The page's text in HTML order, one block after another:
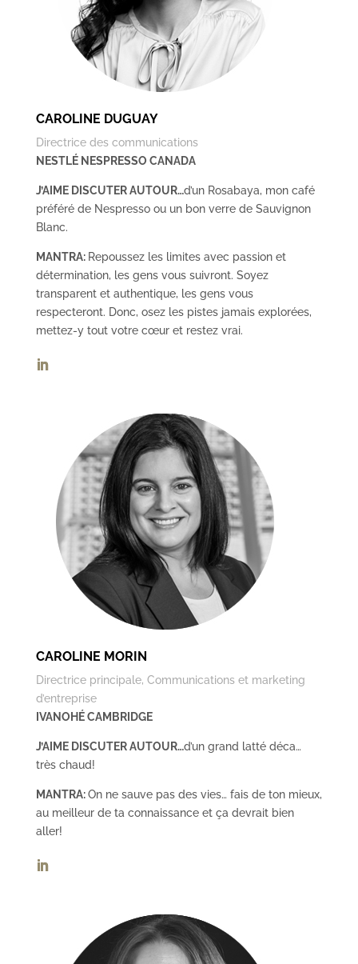
CAROLINE DUGUAY
Directrice des communications
NESTLÉ NESPRESSO CANADA
J’AIME DISCUTER AUTOUR…d’un Rosabaya, mon café
préféré de Nespresso ou un bon verre de Sauvignon
Blanc.
MANTRA: Repoussez les limites avec passion et
détermination, les gens vous suivront. Soyez
transparent et authentique, les gens vous
respecteront. Donc, osez les pistes jamais explorées,
mettez-y tout votre cœur et restez vrai.
CAROLINE MORIN
Directrice principale, Communications et marketing
d’entreprise
IVANOHÉ CAMBRIDGE
J’AIME DISCUTER AUTOUR…d’un grand latté déca…
très chaud!
MANTRA:On ne sauve pas des vies… fais de ton mieux,
au meilleur de ta connaissance et ça devrait bien
aller!